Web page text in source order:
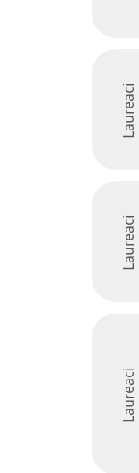
Laureaci
Laureaci
Laureaci